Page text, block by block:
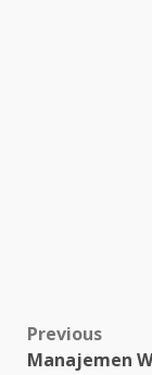
Post
Previous
Manajemen